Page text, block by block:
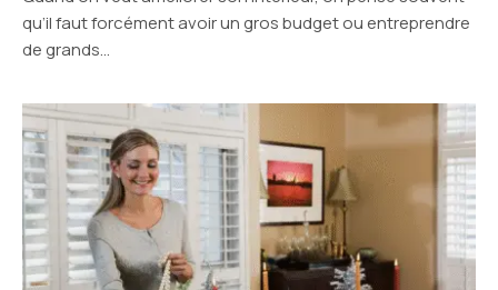
qu’il faut forcément avoir un gros budget ou entreprendre
de grands…